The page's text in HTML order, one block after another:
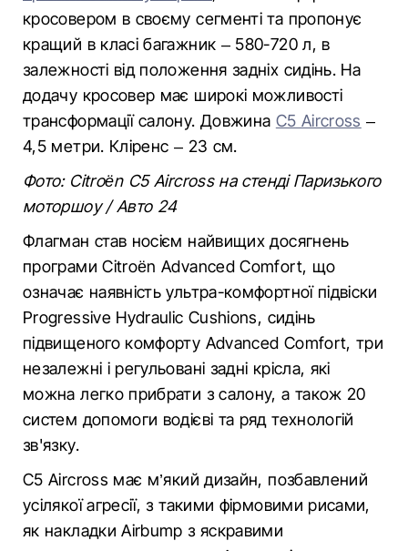
кросовером в своєму сегменті та пропонує
кращий в класі багажник – 580-720 л, в
залежності від положення задніх сидінь. На
додачу кросовер має широкі можливості
трансформації салону. Довжина C5 Aircross –
4,5 метри. Кліренс – 23 см.
Фото: Citroën C5 Aircross на стенді Паризького
моторшоу / Авто 24
Флагман став носієм найвищих досягнень
програми Citroën Advanced Comfort, що
означає наявність ультра-комфортної підвіски
Progressive Hydraulic Cushions, сидінь
підвищеного комфорту Advanced Comfort, три
незалежні і регульовані задні крісла, які
можна легко прибрати з салону, а також 20
систем допомоги водієві та ряд технологій
зв'язку.
C5 Aircross має м’який дизайн, позбавлений
усілякої агресії, з такими фірмовими рисами,
як накладки Airbump з яскравими